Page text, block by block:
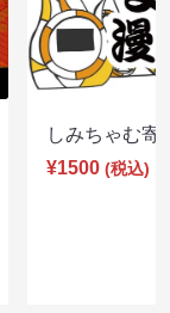
しみちゃむ
¥1500 (税込)